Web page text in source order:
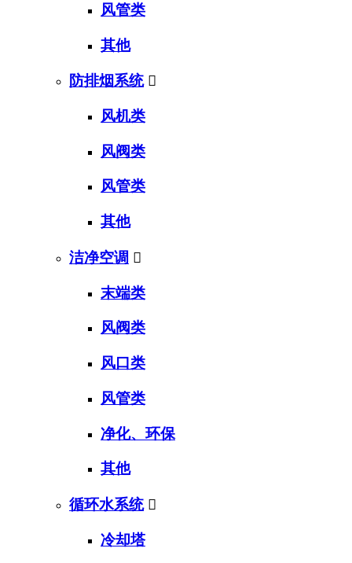
风管类
其他
防排烟系统 
风机类
风阀类
风管类
其他
洁净空调 
末端类
风阀类
风口类
风管类
净化、环保
其他
循环水系统 
冷却塔